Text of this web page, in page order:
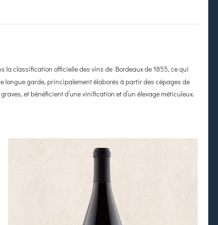
la classification officielle des vins de Bordeaux de 1855, ce qui
longue garde, principalement élaborés à partir des cépages de
et bénéficient d’une vinification et d’un élevage méticuleux.